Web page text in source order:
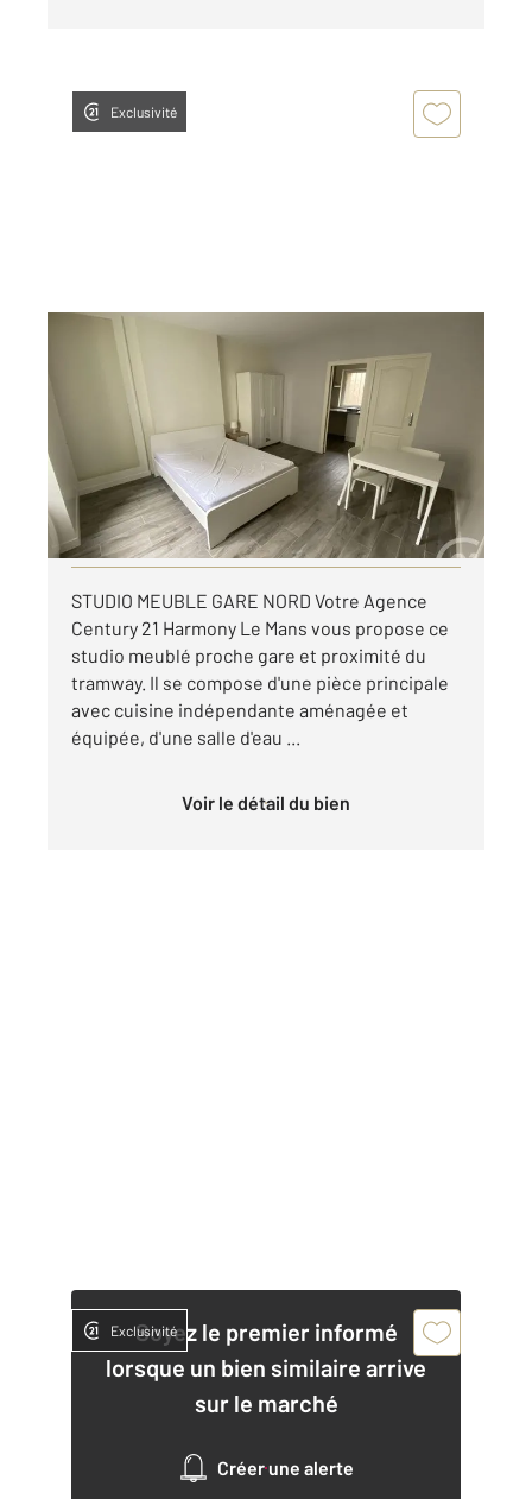
Exclusivité
LE MANS 72
26,19 m
Ref : 44529
Appartement Studio à louer
431 €
par mois charges comprises
Visiter le site dédié
STUDIO MEUBLE GARE NORD Votre Agence
Century 21 Harmony Le Mans vous propose ce
studio meublé proche gare et proximité du
tramway. Il se compose d'une pièce principale
avec cuisine indépendante aménagée et
équipée, d'une salle d'eau ...
Voir le détail du bien
Soyez le premier informé
lorsque un bien similaire arrive
sur le marché
Créer une alerte
Exclusivité